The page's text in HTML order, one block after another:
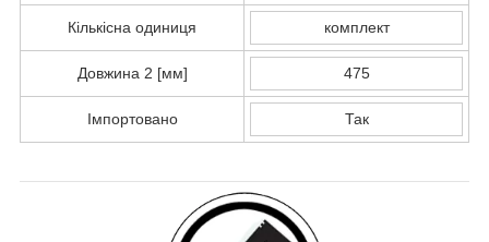
Кількісна одиниця комплект
Довжина 2 [мм] 475
Імпортовано Так